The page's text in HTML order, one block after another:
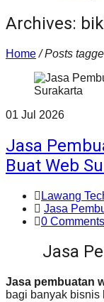
Archives:
Home / Posts
01 Jul 2026
Jasa
Buat Web
Lawang
Jasa
0 Comments
Jasa
Jasa pembuatan
bagi banyak